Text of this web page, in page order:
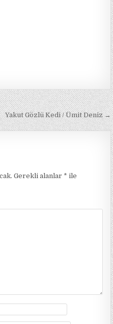
Yakut Gözlü Kedi / Ümit Deniz →
Gerekli alanlar * ile